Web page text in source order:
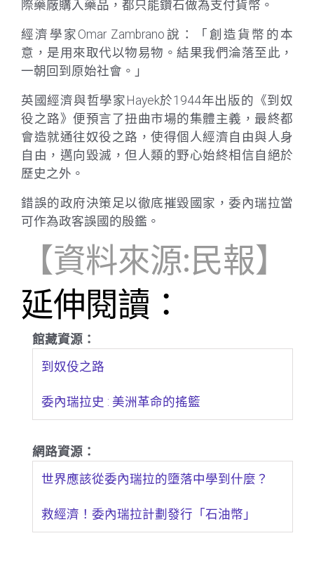
際藥廠購入藥品，都只能鑽石做為支付貨幣。
經濟學家Omar Zambrano說：「創造貨幣的本
意，是用來取代以物易物。結果我們淪落至此，
一朝回到原始社會。」
英國經濟與哲學家Hayek於1944年出版的《到奴
役之路》便預言了扭曲市場的集體主義，最終都
會造就通往奴役之路，使得個人經濟自由與人身
自由，邁向毀滅，但人類的野心始終相信自絕於
歷史之外。
錯誤的政府決策足以徹底摧毀國家，委內瑞拉當
可作為政客誤國的殷鑑。
【資料來源:民報】
延伸閱讀：
館藏資源：
到奴伇之路
委內瑞拉史 : 美洲革命的搖籃
網路資源：
世界應該從委內瑞拉的墮落中學到什麼？
救經濟！委內瑞拉計劃發行「石油幣」